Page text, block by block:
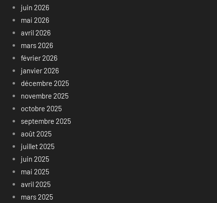
juin 2026
mai 2026
avril 2026
mars 2026
février 2026
janvier 2026
décembre 2025
novembre 2025
octobre 2025
septembre 2025
août 2025
juillet 2025
juin 2025
mai 2025
avril 2025
mars 2025